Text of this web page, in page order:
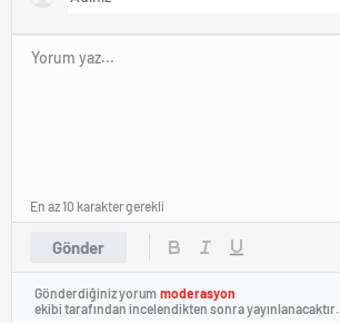
Gönder
En az 10 karakter gerekli
Gönderdiğiniz yorum moderasyon
ekibi tarafından incelendikten sonra yayınlanacaktır.